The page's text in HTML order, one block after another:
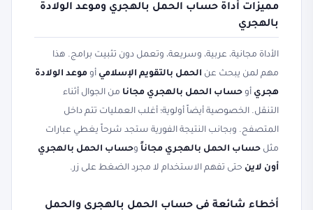
مميزات أداة حساب الحمل بالهجري وموعد الولادة
بالهجري
الأداة مجانية، عربية، وسريعة، وتعمل دون تثبيت برامج. هذا
مهم لمن يبحث عن الحمل بالتقويم الإسلامي أو موعد الولادة
هجري أو حساب الحمل بالهجري مجانا من الجوال أثناء
التنقل. الخصوصية أيضاً أولوية؛ أغلب العمليات تتم داخل
المتصفح. وبجانب النتيجة الفورية ستجد شرحاً يغطي عبارات
مثل حساب الحمل بالهجري مجاناً وحساب الحمل بالهجري
أون لاين حتى تفهم الاستخدام لا مجرد الضغط على زر.
أخطاء شائعة في حساب الحمل بالهجري والحمل